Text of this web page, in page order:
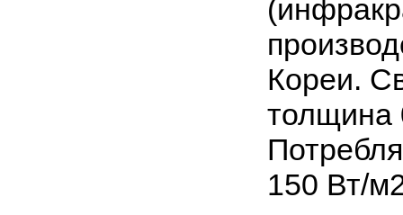
Кореи.
толщина
150 Вт/